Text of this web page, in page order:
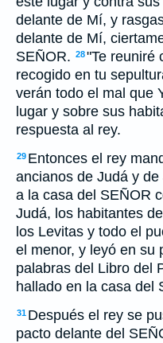
delante de Mí, y
delante de Mí,
SEÑOR. 28"Te reuniré
recogido en tu
verán todo el mal que
lugar y sobre sus
respuesta al rey.
29 Entonces el rey
ancianos de Judá y de
a la casa del SEÑOR
Judá, los habitantes
los Levitas y todo el
el menor, y leyó en su
palabras del Libro del
hallado en la casa del
31 Después el rey se
pacto delante del